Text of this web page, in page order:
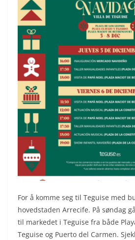
For å komme seg til Teguise med
hovedstaden Arrecife. På søndag
til markedet i Teguise fra både
Teguise og Puerto del Carmen.